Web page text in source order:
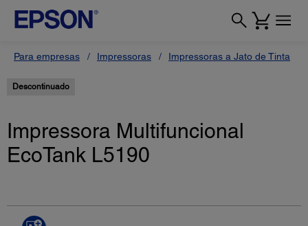
Para empresas Impressoras Impressoras a Jato de Tinta
Descontinuado
Impressora Multifuncional
EcoTank L5190